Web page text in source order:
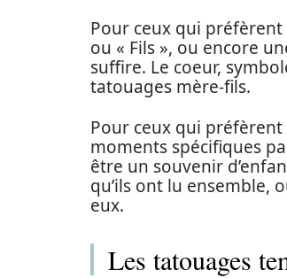
Pour ceux qui
ou « Fils », ou encore
suffire. Le coeur,
tatouages mère-fils.
Pour ceux qui
moments spécifiques
être un souvenir
qu’ils ont lu ensemble,
eux.
Les tatouages